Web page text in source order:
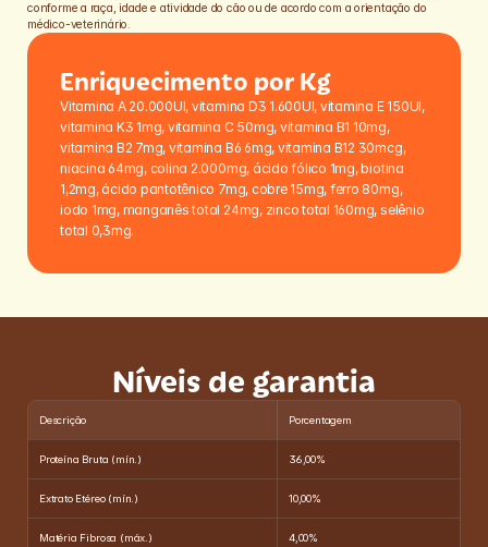
conforme a raça, idade e atividade do cão ou de acordo com a orientação do
médico-veterinário.
Enriquecimento por Kg
Vitamina A 20.000UI, vitamina D3 1.600UI, vitamina E 150UI,
vitamina K3 1mg, vitamina C 50mg, vitamina B1 10mg,
vitamina B2 7mg, vitamina B6 6mg, vitamina B12 30mcg,
niacina 64mg, colina 2.000mg, ácido fólico 1mg, biotina
1,2mg, ácido pantotênico 7mg, cobre 15mg, ferro 80mg,
iodo 1mg, manganês total 24mg, zinco total 160mg, selênio
total 0,3mg.
Níveis de garantia
Descrição Porcentagem
Proteína Bruta (mín.) 36,00%
Extrato Etéreo (mín.) 10,00%
Matéria Fibrosa (máx.) 4,00%